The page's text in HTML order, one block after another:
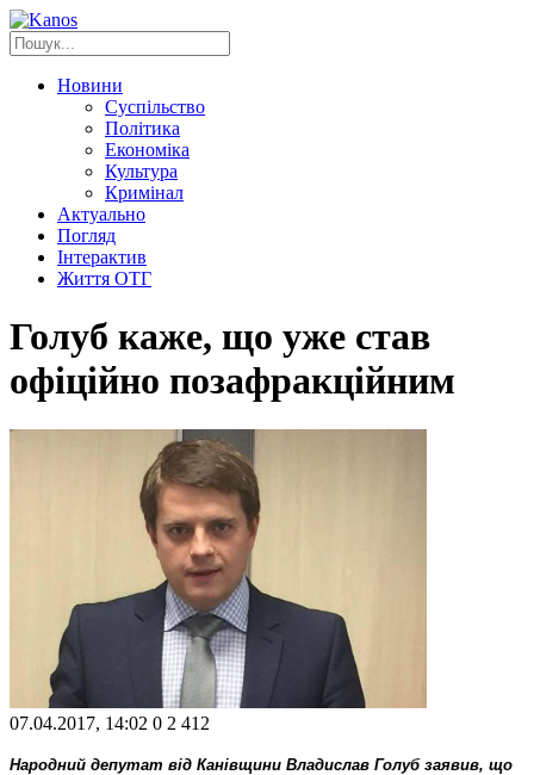
Новини
Суспільство
Політика
Економіка
Культура
Кримінал
Актуально
Погляд
Інтерактив
Життя ОТГ
Голуб каже, що уже став
офіційно позафракційним
07.04.2017, 14:02 0 2 412
Народний депутат від Канівщини Владислав Голуб заявив, що